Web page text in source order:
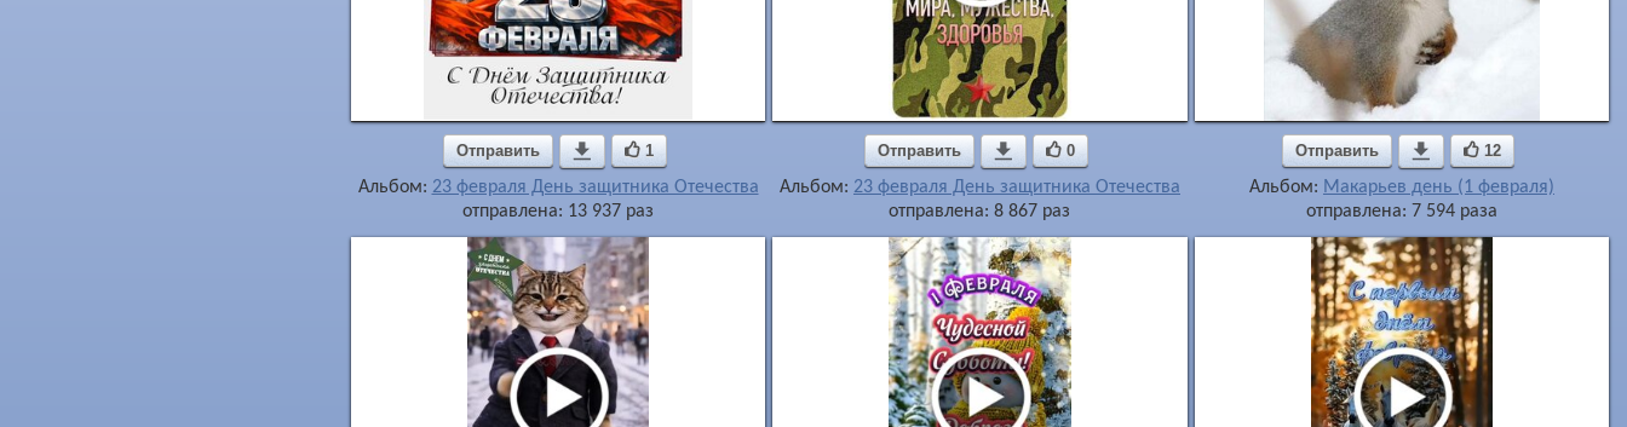
Отправить  1
Альбом: 23 февраля День защитника Отечества
отправлена: 13 937 раз
Отправить  0
Альбом: 23 февраля День защитника Отечества
отправлена: 8 867 раз
Отправить  12
Альбом: Макарьев день (1 февраля)
отправлена: 7 594 раза